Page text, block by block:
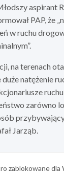
aspirant
PAP, że
w ruchu
na terenach
natężenie
zarówno
Jarząb.
zablokowane dla